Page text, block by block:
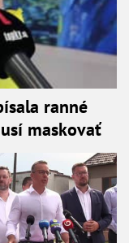
ranné
maskovať